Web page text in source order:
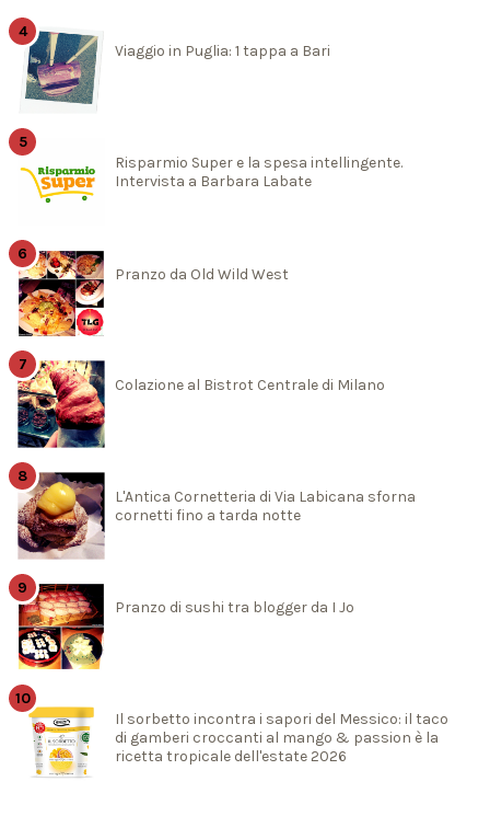
Viaggio in Puglia: 1 tappa a Bari
Risparmio Super e la spesa intellingente.
Intervista a Barbara Labate
Pranzo da Old Wild West
Colazione al Bistrot Centrale di Milano
L'Antica Cornetteria di Via Labicana sforna
cornetti fino a tarda notte
Pranzo di sushi tra blogger da I Jo
Il sorbetto incontra i sapori del Messico: il taco
di gamberi croccanti al mango & passion è la
ricetta tropicale dell'estate 2026